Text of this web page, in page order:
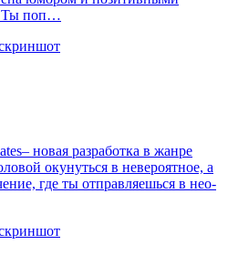
Ты поп…
новая разработка в жанре
окунуться в невероятное, а
где ты отправляешься в нео-